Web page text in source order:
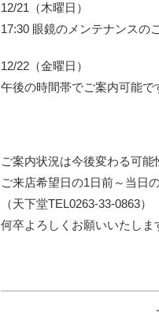
12/21（木曜日）
17:30 眼鏡のメンテナンスの
12/22（金曜日）
午後の時間帯でご案内可能で
ご案内状況は今後変わる可
ご来店希望日の1日前～当日
（天下堂TEL0263-33-0863）
何卒よろしくお願いいたしま